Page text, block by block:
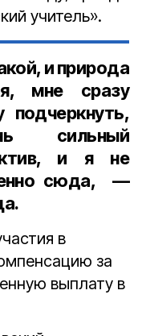
учитель».
и природа
мне сразу
подчеркнуть,
сильный
и я не
сюда, —
в
за
выплату в